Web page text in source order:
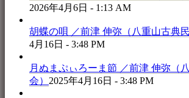
2026年4月6日 - 1:13 AM
胡蝶の唄 ／前津 伸弥（八重山古典
4月16日 - 3:48 PM
月ぬまぷぃろーま節 ／前津 伸弥（
会） 2025年4月16日 - 3:48 PM